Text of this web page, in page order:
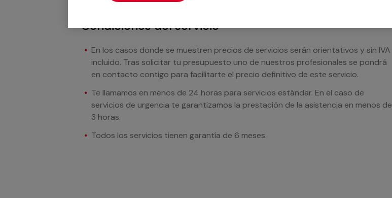
Condiciones del servicio
En los casos donde se muestren precios de servicios serán orientativos y sin IVA
incluido. Tras solicitar tu presupuesto uno de nuestros profesionales se pondrá
en contacto contigo para facilitarte el precio definitivo de este servicio.
Te llamamos en menos de 24 horas para servicios estándar. En el caso de
servicios de urgencia te garantizamos la prestación de la asistencia en menos de
3 horas.
Todos los servicios tienen garantía de 6 meses.